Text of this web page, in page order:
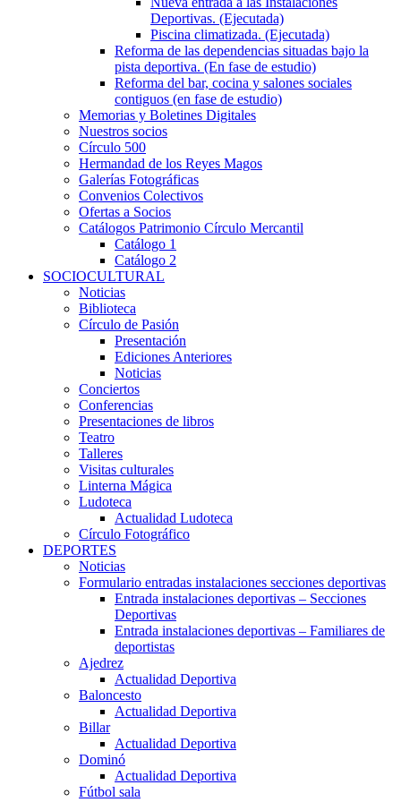
Deportivas. (Ejecutada)
Piscina climatizada. (Ejecutada)
Reforma de las dependencias situadas bajo la
pista deportiva. (En fase de estudio)
Reforma del bar, cocina y salones sociales
contiguos (en fase de estudio)
Memorias y Boletines Digitales
Nuestros socios
Círculo 500
Hermandad de los Reyes Magos
Galerías Fotográficas
Convenios Colectivos
Ofertas a Socios
Catálogos Patrimonio Círculo Mercantil
Catálogo 1
Catálogo 2
SOCIOCULTURAL
Noticias
Biblioteca
Círculo de Pasión
Presentación
Ediciones Anteriores
Noticias
Conciertos
Conferencias
Presentaciones de libros
Teatro
Talleres
Visitas culturales
Linterna Mágica
Ludoteca
Actualidad Ludoteca
Círculo Fotográfico
DEPORTES
Noticias
Formulario entradas instalaciones secciones deportivas
Entrada instalaciones deportivas – Secciones
Deportivas
Entrada instalaciones deportivas – Familiares de
deportistas
Ajedrez
Actualidad Deportiva
Baloncesto
Actualidad Deportiva
Billar
Actualidad Deportiva
Dominó
Actualidad Deportiva
Fútbol sala